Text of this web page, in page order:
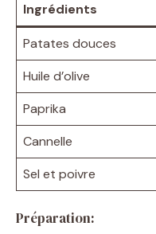
Ingrédients
Patates douces
Huile d’olive
Paprika
Cannelle
Sel et poivre
Préparation: